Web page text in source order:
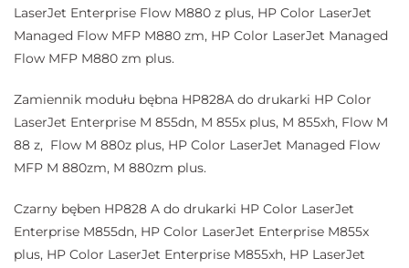
LaserJet Enterprise Flow M880 z plus, HP Color LaserJet
Managed Flow MFP M880 zm, HP Color LaserJet Managed
Flow MFP M880 zm plus.
Zamiennik modułu bębna HP828A do drukarki HP Color
LaserJet Enterprise M 855dn, M 855x plus, M 855xh, Flow M
88 z, Flow M 880z plus, HP Color LaserJet Managed Flow
MFP M 880zm, M 880zm plus.
Czarny bęben HP828 A do drukarki HP Color LaserJet
Enterprise M855dn, HP Color LaserJet Enterprise M855x
plus, HP Color LaserJet Enterprise M855xh, HP LaserJet